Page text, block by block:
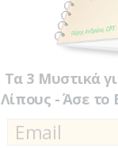
Τα 3 Μυστικά
Λίπους - Άσε